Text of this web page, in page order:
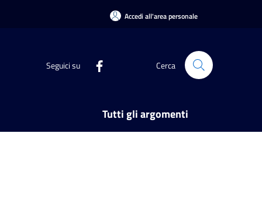
Accedi all'area personale
Seguici su Cerca
Tutti gli argomenti